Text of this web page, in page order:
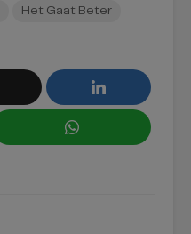
Het Gaat Beter